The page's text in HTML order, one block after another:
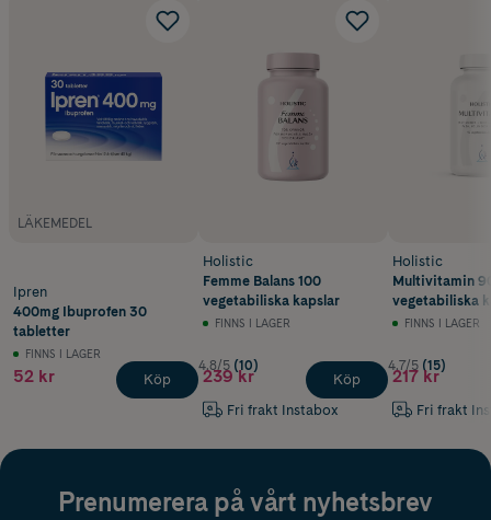
LÄKEMEDEL
Ipren
400mg Ibuprofen 30
tabletter
FINNS I LAGER
52 kr Köp
Holistic
Femme Balans 100
vegetabiliska kapslar
FINNS I LAGER
4.8/5 (10)
239 kr
Fri frakt Instabox
Köp
Holistic
Multivitamin
vegetabiliska
FINNS I LAGER
4.7/5 (15)
217 kr
Fri frakt
Prenumerera på vårt nyhetsbrev